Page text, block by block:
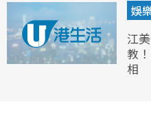
娛
江
教
相